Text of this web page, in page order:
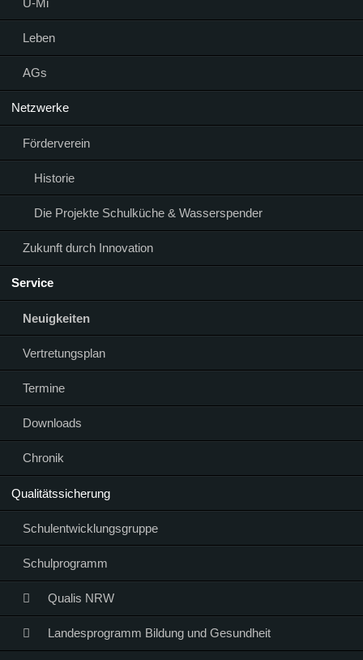
Leben
AGs
Netzwerke
Förderverein
Historie
Die Projekte Schulküche & Wasserspender
Zukunft durch Innovation
Service
Neuigkeiten
Vertretungsplan
Termine
Downloads
Chronik
Qualitätssicherung
Schulentwicklungsgruppe
Schulprogramm
Qualis NRW
Landesprogramm Bildung und Gesundheit